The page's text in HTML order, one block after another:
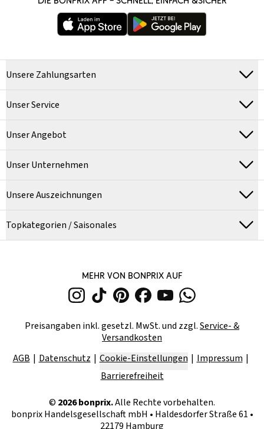
Unsere Zahlungsarten
Unser Service
Unser Angebot
Unser Unternehmen
Unsere Auszeichnungen
Topkategorien / Saisonales
MEHR VON BONPRIX AUF
Preisangaben inkl. gesetzl. MwSt. und zzgl.Service- &
Versandkosten
AGB
Datenschutz Cookie-Einstellungen
Impressum
Barrierefreiheit
© 2026bonprix.Alle Rechte vorbehalten.
bonprix Handelsgesellschaft mbH • Haldesdorfer Straße 61 •
22179 Hamburg